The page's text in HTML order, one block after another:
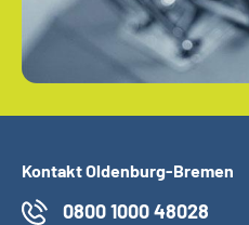
Kontakt Oldenburg-Bremen
0800 1000 48028